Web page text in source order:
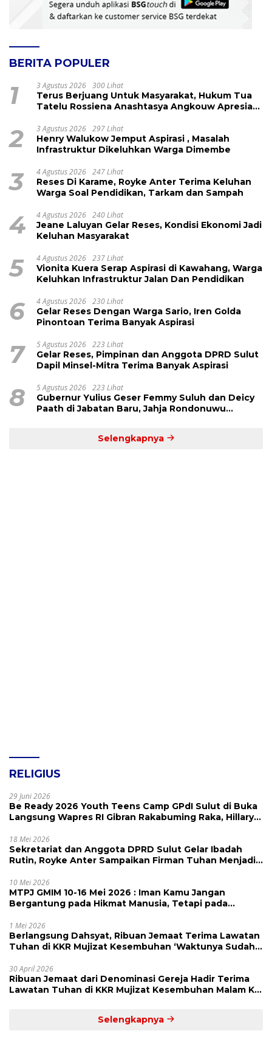
BERITA POPULER
1 3 Agustus 2026 300 Lihat
Terus Berjuang Untuk Masyarakat, Hukum Tua
Tatelu Rossiena Anashtasya Angkouw Apresiasi
2 3 Agustus 2026 297 Lihat
Henry Walukow Jemput Aspirasi , Masalah
Infrastruktur Dikeluhkan Warga Dimembe
3 4 Agustus 2026 247 Lihat
Reses Di Karame, Royke Anter Terima Keluhan
Warga Soal Pendidikan, Tarkam dan Sampah
4 4 Agustus 2026 240 Lihat
Jeane Laluyan Gelar Reses, Kondisi Ekonomi Jadi
Keluhan Masyarakat
5 4 Agustus 2026 237 Lihat
Vionita Kuera Serap Aspirasi di Kawahang, Warga
Keluhkan Infrastruktur Jalan Dan Pendidikan
6 4 Agustus 2026 230 Lihat
Gelar Reses Dengan Warga Sario, Iren Golda
Pinontoan Terima Banyak Aspirasi
7 5 Agustus 2026 223 Lihat
Gelar Reses, Pimpinan dan Anggota DPRD Sulut
Dapil Minsel-Mitra Terima Banyak Aspirasi
8 5 Agustus 2026 223 Lihat
Gubernur Yulius Geser Femmy Suluh dan Deicy
Paath di Jabatan Baru, Jahja Rondonuwu
Selengkapnya
RELIGIUS
29 Juni 2026
Be Ready 2026 Youth Teens Camp GPdI Sulut di Buka
Langsung Wapres RI Gibran Rakabuming Raka, Hillary
18 Mei 2026
Sekretariat dan Anggota DPRD Sulut Gelar Ibadah
Rutin, Royke Anter Sampaikan Firman Tuhan Menjadi
10 Mei 2026
MTPJ GMIM 10-16 Mei 2026 : Iman Kamu Jangan
Bergantung pada Hikmat Manusia, Tetapi pada
1 Mei 2026
Berlangsung Dahsyat, Ribuan Jemaat Terima Lawatan
Tuhan di KKR Mujizat Kesembuhan ‘Waktunya Sudah
30 April 2026
Ribuan Jemaat dari Denominasi Gereja Hadir Terima
Lawatan Tuhan di KKR Mujizat Kesembuhan Malam Ke
Selengkapnya